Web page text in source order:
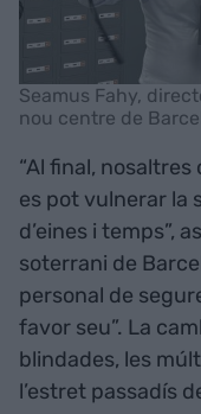
Seamus Fahy,
nou centre de
“Al final,
es pot vulnerar la
d’eines i temps”,
soterrani de
personal de
favor seu”. La
blindades, les
l’estret passadís